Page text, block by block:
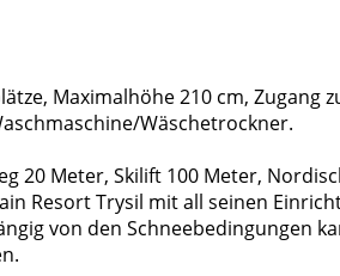
Maximalhöhe 210 cm, Zugang
Wäschetrockner.
20 Meter, Skilift 100 Meter,
Resort Trysil mit all seinen
von den Schneebedingungen